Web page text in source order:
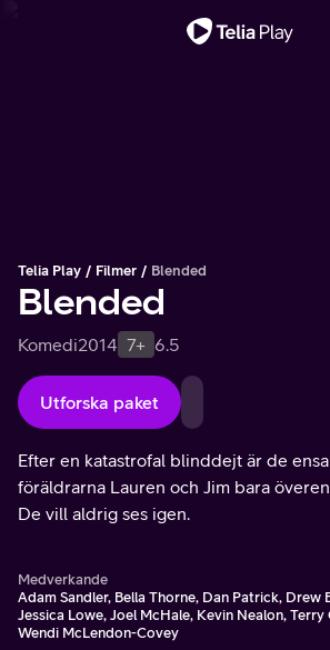
Telia Play Filmer Blended
Blended
Komedi2014 7+ 6.5
Utforska paket
Efter en katastrofal blinddejt är de
föräldrarna Lauren och Jim bara
De vill aldrig ses igen.
Medverkande
Adam Sandler, Bella Thorne, Dan Patrick, Drew
Jessica Lowe, Joel McHale, Kevin Nealon, Terry
Wendi McLendon-Covey